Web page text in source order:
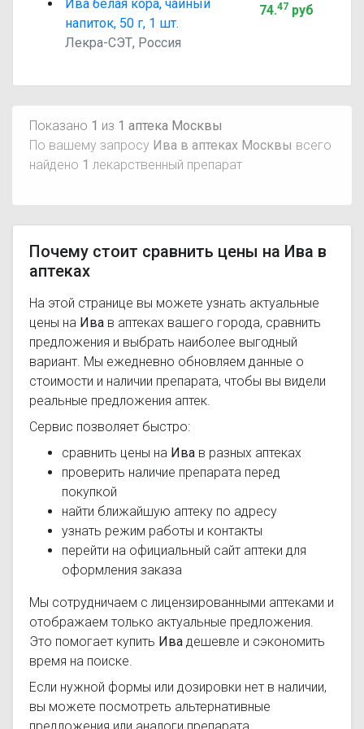
Ива белая кора, чайный
напиток, 50 г, 1 шт.
Лекра-СЭТ, Россия
74.47руб
Показано 1 из 1 аптека Москвы
По вашему запросу Ива в аптеках Москвы всего
найдено 1 лекарственный препарат
Почему стоит сравнить цены на Ива в
аптеках
На этой странице вы можете узнать актуальные
цены на Ива в аптеках вашего города, сравнить
предложения и выбрать наиболее выгодный
вариант. Мы ежедневно обновляем данные о
стоимости и наличии препарата, чтобы вы видели
реальные предложения аптек.
Сервис позволяет быстро:
сравнить цены на Ива в разных аптеках
проверить наличие препарата перед
покупкой
найти ближайшую аптеку по адресу
узнать режим работы и контакты
перейти на официальный сайт аптеки для
оформления заказа
Мы сотрудничаем с лицензированными аптеками и
отображаем только актуальные предложения.
Это помогает купить Ива дешевле и сэкономить
время на поиске.
Если нужной формы или дозировки нет в наличии,
вы можете посмотреть альтернативные